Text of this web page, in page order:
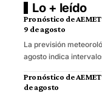
Lo + leído
Pronóstico de
9 de agosto
La previsión
agosto indica
Pronóstico de
de agosto